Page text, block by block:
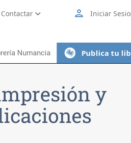
Contactar person Iniciar
Numancia Publica tu
y